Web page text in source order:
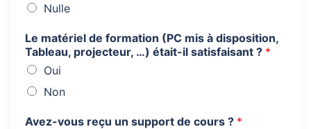
Nulle
Le matériel de formation (PC mis à disposition,
Tableau, projecteur, …) était-il satisfaisant ? *
Oui
Non
Avez-vous reçu un support de cours ? *